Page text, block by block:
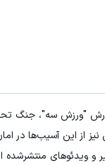
"ورزش سه"، جنگ
نیز از این آسیب‌ها در
و ویدئوهای
ثبت نام کنید